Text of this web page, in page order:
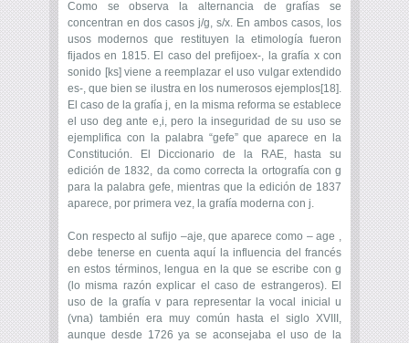
Como se observa la alternancia de grafías se
concentran en dos casos j/g, s/x. En ambos casos, los
usos modernos que restituyen la etimología fueron
fijados en 1815. El caso del prefijoex-, la grafía x con
sonido [ks] viene a reemplazar el uso vulgar extendido
es-, que bien se ilustra en los numerosos ejemplos[18].
El caso de la grafía j, en la misma reforma se establece
el uso deg ante e,i, pero la inseguridad de su uso se
ejemplifica con la palabra “gefe” que aparece en la
Constitución. El Diccionario de la RAE, hasta su
edición de 1832, da como correcta la ortografía con g
para la palabra gefe, mientras que la edición de 1837
aparece, por primera vez, la grafía moderna con j.
Con respecto al sufijo –aje, que aparece como – age ,
debe tenerse en cuenta aquí la influencia del francés
en estos términos, lengua en la que se escribe con g
(lo misma razón explicar el caso de estrangeros). El
uso de la grafía v para representar la vocal inicial u
(vna) también era muy común hasta el siglo XVIII,
aunque desde 1726 ya se aconsejaba el uso de la